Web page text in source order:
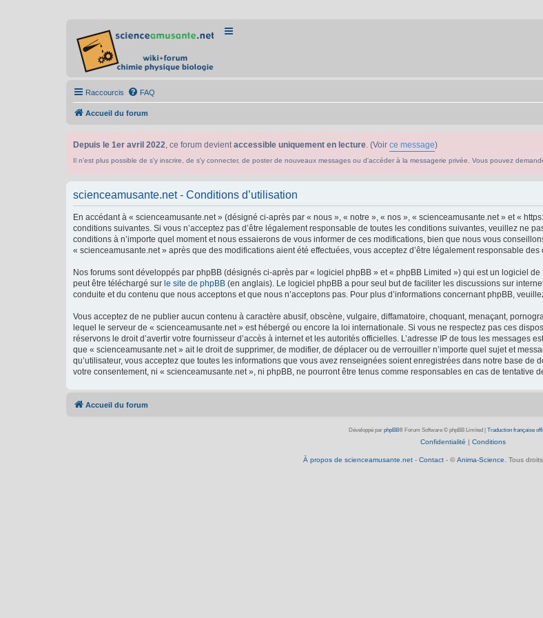
Raccourcis FAQ
Accueil du forum
Depuis le 1er avril 2022, ce forum devientaccessible uniquement en lecture. (Voir ce message)
Il n'est plus possible de s'y inscrire, de s'y connecter, de poster de nouveaux messages ou d'accéder à la messagerie privée. Vous pouvez
scienceamusante.net - Conditions d’utilisation
En accédant à « scienceamusante.net » (désigné ci-après par « nous », « notre », « nos », « scienceamusante.net » et «
conditions suivantes. Si vous n’acceptez pas d’être légalement responsable de toutes les conditions suivantes, veuillez ne
conditions à n’importe quel moment et nous essaierons de vous informer de ces modifications, bien que nous vous
« scienceamusante.net » après que des modifications aient été effectuées, vous acceptez d’être légalement responsable
Nos forums sont développés par phpBB (désignés ci-après par « logiciel phpBB » et « phpBB Limited ») qui est un logiciel
peut être téléchargé sur le site de phpBB (en anglais). Le logiciel phpBB a pour seul but de faciliter les discussions sur
conduite et du contenu que nous acceptons et que nous n’acceptons pas. Pour plus d’informations concernant phpBB,
Vous acceptez de ne publier aucun contenu à caractère abusif, obscène, vulgaire, diffamatoire, choquant, menaçant,
lequel le serveur de « scienceamusante.net » est hébergé ou encore la loi internationale. Si vous ne respectez pas ces
réservons le droit d’avertir votre fournisseur d’accès à internet et les autorités officielles. L’adresse IP de tous les messages
que « scienceamusante.net » ait le droit de supprimer, de modifier, de déplacer ou de verrouiller n’importe quel sujet et
qu’utilisateur, vous acceptez que toutes les informations que vous avez renseignées soient enregistrées dans notre base
votre consentement, ni « scienceamusante.net », ni phpBB, ne pourront être tenus comme responsables en cas de tentative
Accueil du forum
Développé par phpBB® Forum Software © phpBB Limited Traduction française
Confidentialité | Conditions
À propos de scienceamusante.net- Contact- © Anima-Science . Tous